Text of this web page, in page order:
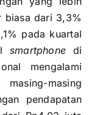
biasa dari 3,3%
pada kuartal
smartphone di
mengalami
masing
pendapatan